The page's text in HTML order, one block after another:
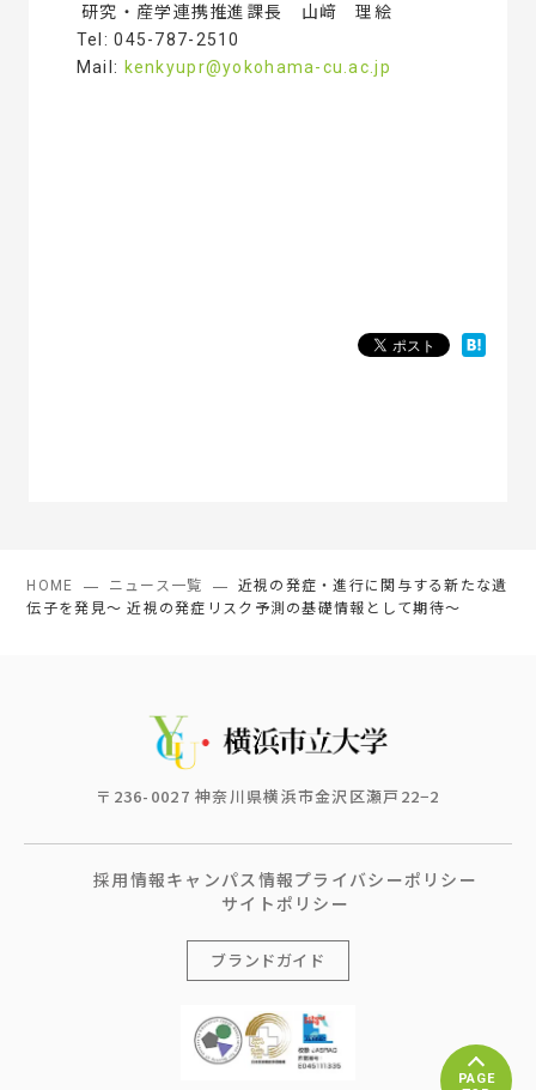
研究・産学連携推進課長 山﨑 理絵
Tel: 045-787-2510
Mail: kenkyupr@yokohama-cu.ac.jp
HOME ニュース一覧
近視の発症・進行に関与する新たな遺
伝子を発見～ 近視の発症リスク予測の基礎情報として期待～
〒236-0027 神奈川県横浜市金沢区瀬戸22−2
採用情報キャンパス情報プライバシーポリシー
サイトポリシー
ブランドガイド
PAGE